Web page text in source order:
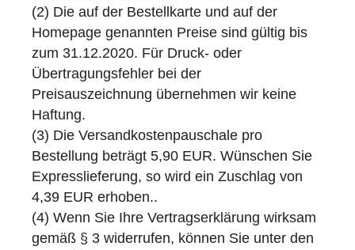
(2) Die auf der Bestellkarte und auf der
Homepage genannten Preise sind gültig bis
zum 31.12.2020. Für Druck- oder
Übertragungsfehler bei der
Preisauszeichnung übernehmen wir keine
Haftung.
(3) Die Versandkostenpauschale pro
Bestellung beträgt 5,90 EUR. Wünschen Sie
Expresslieferung, so wird ein Zuschlag von
4,39 EUR erhoben..
(4) Wenn Sie Ihre Vertragserklärung wirksam
gemäß § 3 widerrufen, können Sie unter den